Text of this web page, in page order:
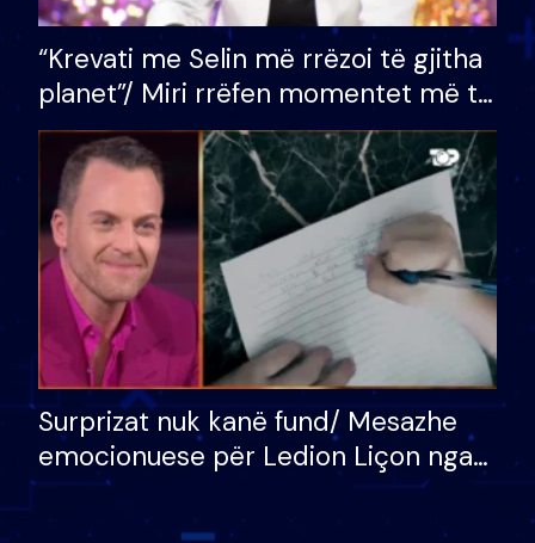
“Krevati me Selin më rrëzoi të gjitha
planet”/ Miri rrëfen momentet më të
bukura në shtëpinë e BB VIP: Do më
mungojë zilja e mëngjesit kur…
Surprizat nuk kanë fund/ Mesazhe
emocionuese për Ledion Liçon nga
nëna dhe fëmijët e tij, moderatori
nuk i mban dot lotët: Nuk meritoj…